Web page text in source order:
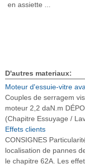
en assiette ...
D'autres materiaux:
Moteur d'essuie-vitre
Couples de serragem
moteur 2,2 daN.m
(Chapitre Essuyage /
Effets clients
CONSIGNES
localisation de pannes
le chapitre 62A. Les